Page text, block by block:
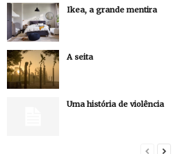
Ikea, a grande mentira
A seita
Uma história de violência